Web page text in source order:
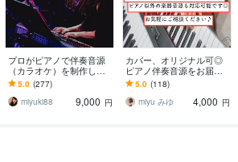
プロがピアノで伴奏音源
（カラオケ）を制作しま
す 結婚式や動画UPに最
適！ピアノ１本で完結す
るから納品が早い！
5.0 (277)
miyuki88
9,000 円
カバー、オリジナル可◎
ピアノ伴奏音源をお届け
します 譜面いらず！耳コ
ピで高音質なピアノ伴奏
音源を制作します♪
5.0 (118)
miyu みゆ
4,000 円